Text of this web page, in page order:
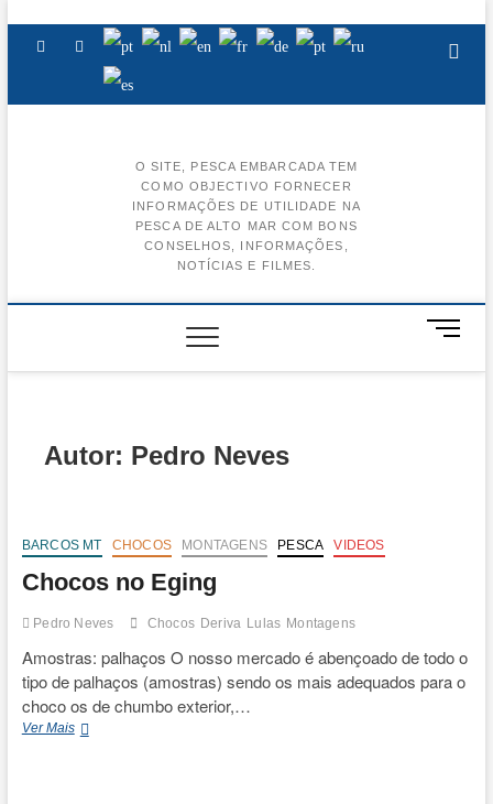
content
FacebookInstagramYoutube
O SITE, PESCA EMBARCADA TEM
COMO OBJECTIVO FORNECER
INFORMAÇÕES DE UTILIDADE NA
PESCA DE ALTO MAR COM BONS
CONSELHOS, INFORMAÇÕES,
NOTÍCIAS E FILMES.
M
n
Autor: Pedro Neves
BARCOS MT CHOCOS MONTAGENS PESCA VIDEOS
Chocos no Eging
Pedro Neves Chocos Deriva Lulas Montagens
Amostras: palhaços O nosso mercado é abençoado de todo o
tipo de palhaços (amostras) sendo os mais adequados para o
choco os de chumbo exterior,…
Ver MaisChocos